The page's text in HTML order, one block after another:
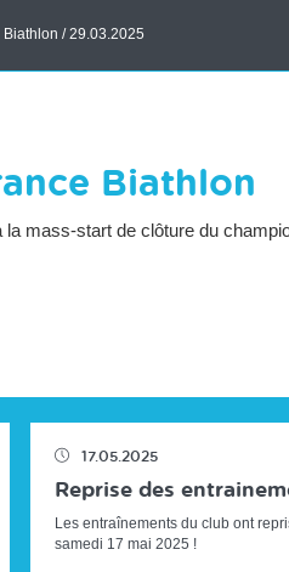
/ 29.03.2025
Biathlon
la mass-start de clôture du
se sont
17.05.2025
Reprise des
Les entraînements du club ont
samedi 17 mai 2025 !